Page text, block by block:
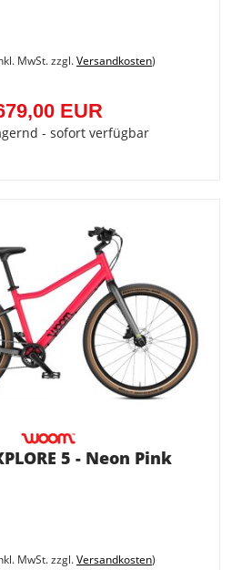
MwSt. zzgl.Versandkosten)
EUR
- sofort verfügbar
5 - Neon Pink
MwSt. zzgl.Versandkosten)